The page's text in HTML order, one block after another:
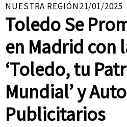
NUESTRA REGIÓN21/01/2025
Toledo Se
en Madrid con
‘Toledo, tu
Mundial’ y
Publicitarios